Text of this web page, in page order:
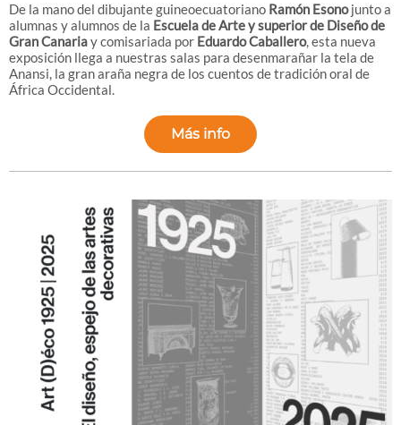
De la mano del dibujante guineoecuatoriano Ramón Esonojunto a
alumnas y alumnos de la Escuela de Arte y superior de Diseño de
Gran Canariay comisariada por Eduardo Caballero, esta nueva
exposición llega a nuestras salas para desenmarañar la tela de
Anansi, la gran araña negra de los cuentos de tradición oral de
África Occidental.
Más info